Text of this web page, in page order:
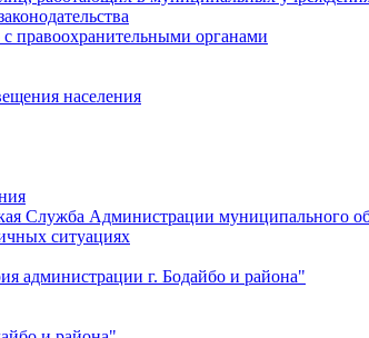
правоохранительными органами
населения
Служба Администрации муниципального
ситуациях
администрации г. Бодайбо и района"